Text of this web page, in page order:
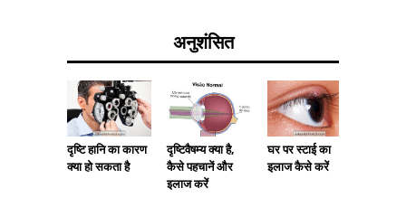
अनुशंसित
दृष्टि हानि का कारण
क्या हो सकता है
दृष्टिवैषम्य क्या है,
कैसे पहचानें और
इलाज करें
घर पर स्टाई का
इलाज कैसे करें